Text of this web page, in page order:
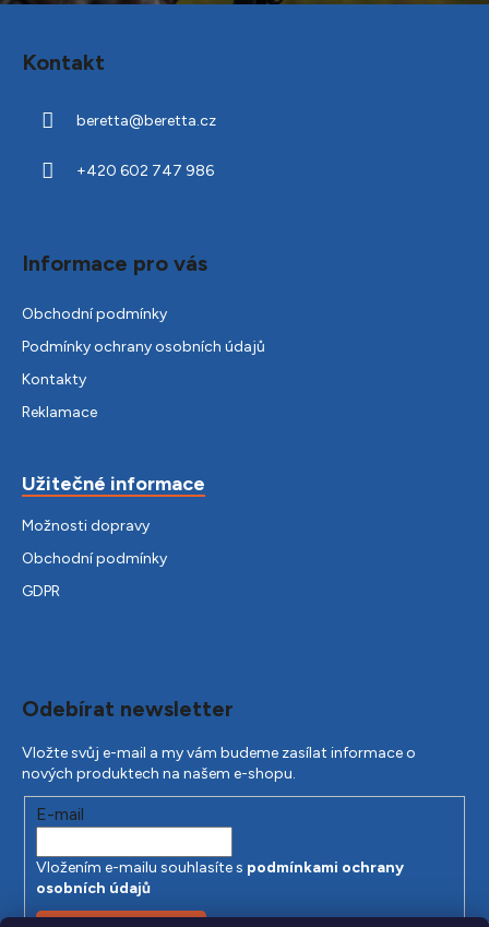
Kontakt
beretta@beretta.cz
+420 602 747 986
Informace pro vás
Obchodní podmínky
Podmínky ochrany osobních údajů
Kontakty
Reklamace
Užitečné informace
Možnosti dopravy
Obchodní podmínky
GDPR
Odebírat newsletter
Vložte svůj e-mail a my vám budeme zasílat informace o
nových produktech na našem e-shopu.
E-mail
Vložením e-mailu souhlasíte s podmínkami ochrany
osobních údajů